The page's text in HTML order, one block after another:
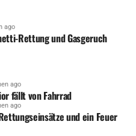
ago
Rettung und Gasgeruch
ago
fällt von Fahrrad
ago
und ein Feuer